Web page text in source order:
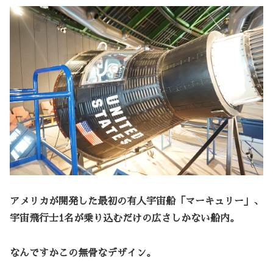
アメリカが開発した最初の有人宇宙船「マーキュリー」、
宇宙飛行士1名が乗り込むだけの広さしかない船内。
なんですかこの無骨なデザイン。